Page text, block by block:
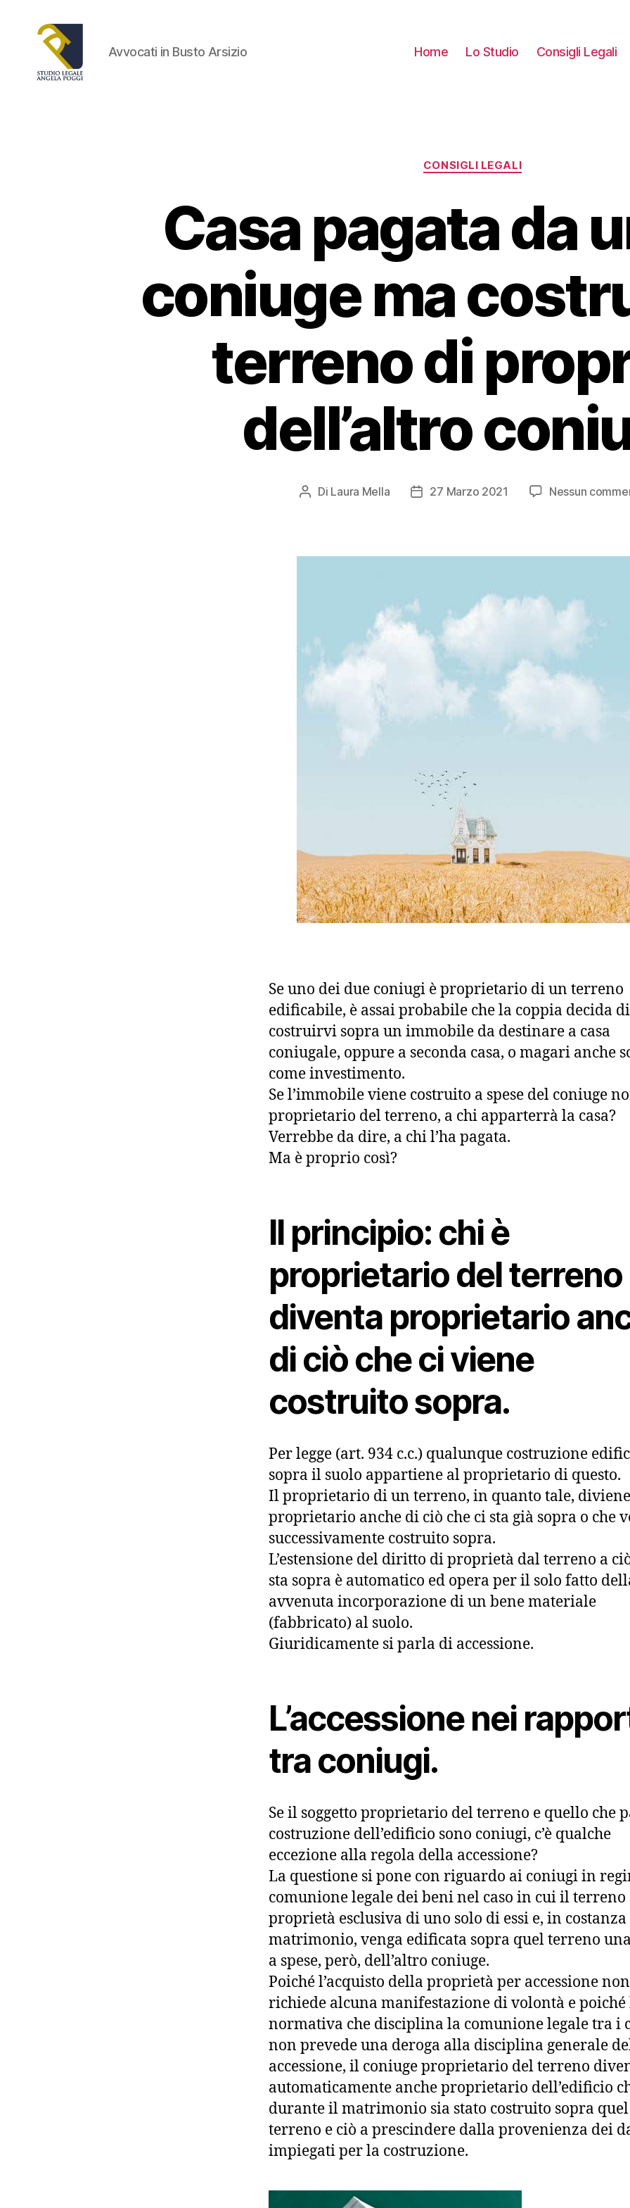
Avvocati in Busto Arsizio Home Lo Studio Consigli Legali
Categorie
CONSIGLI LEGALI
Casa pagata da
coniuge ma
terreno di
dell’altro
Autore
Di Laura Mella
Data27 Marzo 2021 Nessun
Se uno dei due coniugi è proprietario di un terreno
edificabile, è assai probabile che la coppia decida di
costruirvi sopra un immobile da destinare a casa
coniugale, oppure a seconda casa, o magari anche
come investimento.
Se l’immobile viene costruito a spese del coniuge
proprietario del terreno, a chi apparterrà la casa?
Verrebbe da dire, a chi l’ha pagata.
Ma è proprio così?
Il principio: chi è
proprietario del terreno
diventa proprietario
di ciò che ci viene
costruito sopra.
Per legge (art. 934 c.c.) qualunque costruzione
sopra il suolo appartiene al proprietario di questo.
Il proprietario di un terreno, in quanto tale,
proprietario anche di ciò che ci sta già sopra o che
successivamente costruito sopra.
L’estensione del diritto di proprietà dal terreno a
sta sopra è automatico ed opera per il solo fatto
avvenuta incorporazione di un bene materiale
(fabbricato) al suolo.
Giuridicamente si parla di accessione.
L’accessione nei
tra coniugi.
Se il soggetto proprietario del terreno e quello che
costruzione dell’edificio sono coniugi, c’è qualche
eccezione alla regola della accessione?
La questione si pone con riguardo ai coniugi in
comunione legale dei beni nel caso in cui il terreno
proprietà esclusiva di uno solo di essi e, in
matrimonio, venga edificata sopra quel terreno
a spese, però, dell’altro coniuge.
Poiché l’acquisto della proprietà per accessione non
richiede alcuna manifestazione di volontà e poiché
normativa che disciplina la comunione legale tra i
non prevede una deroga alla disciplina generale
accessione, il coniuge proprietario del terreno
automaticamente anche proprietario dell’edificio
durante il matrimonio sia stato costruito sopra quel
terreno e ciò a prescindere dalla provenienza dei
impiegati per la costruzione.